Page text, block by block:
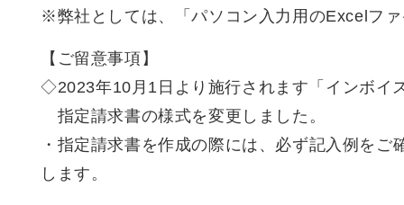
※弊社としては、「パソコン入力用のExcelフ
【ご留意事項】
◇2023年10月1日より施行されます「インボイ
指定請求書の様式を変更しました。
・指定請求書を作成の際には、必ず記入例を
します。